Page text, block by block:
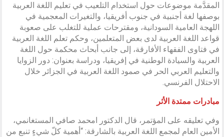
المقدَّمة موضوعات حول استخدام التلعيب في تعليم اللغة العربية
بوصفها لغة أجنبية في جنوب أفريقيا، والتغيرات المعجمية في
اللهجة العامية السودانية، ومقترحات عملية للتغلب على صعوبة
قواعد اللغة العربية لدى بعض المتعلمين، وحكم تعلم اللغة العربية
في فتاوى الفقهاء الأفارقة، إلى جانب أبحاث محكمة حول اللغة
العربية والسيادة الوطنية في إفريقيا، ودراسة بعنوان: دور الزوايا
والتعليم العربي الحر في صمود اللغة العربية في الجزائر خلال
الاحتلال الفرنسي.
مبادرات ممتدة الأثر
وفي تعليقه على المؤتمر، قال الدكتور امحمد صافي المستغانمي،
الأمين العام لمجمع اللغة العربية بالشارقة: “أهمية كلّ شيءٍ تنبع من